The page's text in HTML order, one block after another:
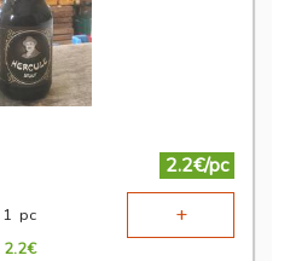
2.2€/pc
1 pc +
2.2€